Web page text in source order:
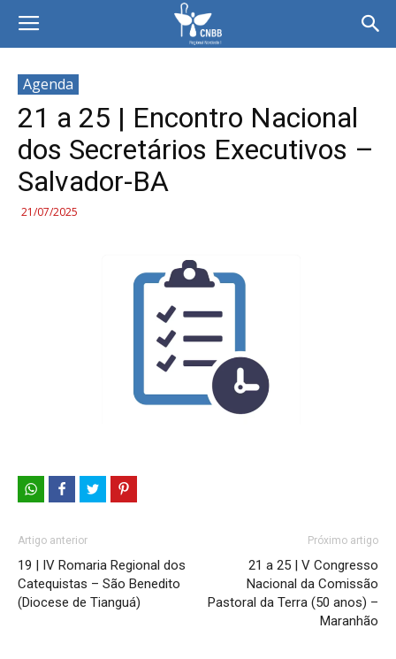
Agenda
21 a 25 | Encontro Nacional
dos Secretários Executivos –
Salvador-BA
21/07/2025
Artigo anterior
19 | IV Romaria Regional dos
Catequistas – São Benedito
(Diocese de Tianguá)
Próximo artigo
21 a 25 | V Congresso
Nacional da Comissão
Pastoral da Terra (50 anos) –
Maranhão